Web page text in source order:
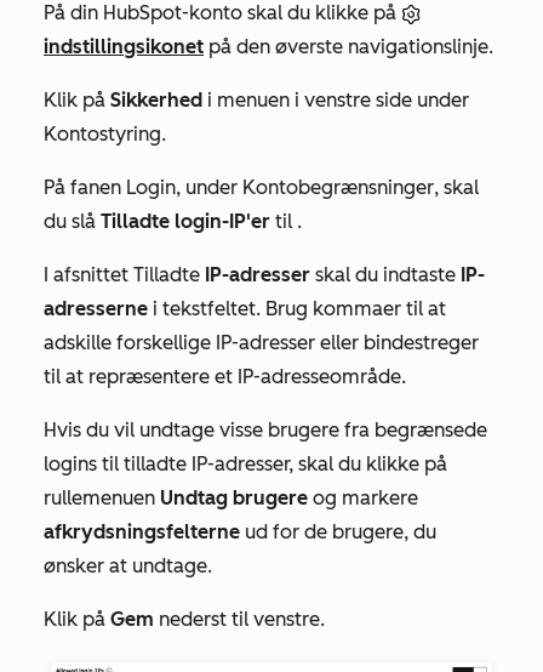
På din HubSpot-konto skal du klikke på
indstillingsikonet på den øverste navigationslinje.
Klik på Sikkerhed i menuen i venstre side under
Kontostyring.
På fanen Login, under Kontobegrænsninger, skal
du slå Tilladte login-IP'er til .
I afsnittet Tilladte IP-adresser skal du indtaste IP-
adresserne i tekstfeltet. Brug kommaer til at
adskille forskellige IP-adresser eller bindestreger
til at repræsentere et IP-adresseområde.
Hvis du vil undtage visse brugere fra begrænsede
logins til tilladte IP-adresser, skal du klikke på
rullemenuen Undtag brugere og markere
afkrydsningsfelterne ud for de brugere, du
ønsker at undtage.
Klik på Gem nederst til venstre.